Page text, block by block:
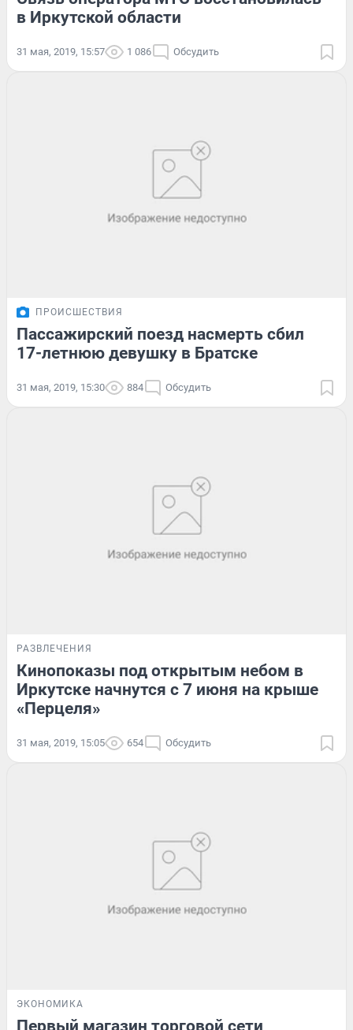
в Иркутской области
31 мая, 2019, 15:57 1 086 Обсудить
ПРОИСШЕСТВИЯ
Пассажирский поезд насмерть сбил
17-летнюю девушку в Братске
31 мая, 2019, 15:30 884 Обсудить
РАЗВЛЕЧЕНИЯ
Кинопоказы под открытым небом в
Иркутске начнутся с 7 июня на крыше
«Перцеля»
31 мая, 2019, 15:05 654 Обсудить
ЭКОНОМИКА
Первый магазин торговой сети